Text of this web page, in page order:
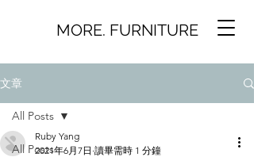
MORE. FURNITURE
文章
All Posts
All Posts
Ruby Yang
2021年6月7日 讀畢需時 1 分鐘